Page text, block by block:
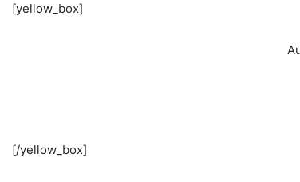
[yellow_box]
[/yellow_box]